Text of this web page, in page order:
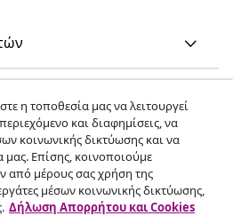
η τοποθεσία μας να λειτουργεί
και διαφημίσεις, να
κοινωνικής δικτύωσης και να
Επίσης, κοινοποιούμε
από μέρους σας χρήση της
μέσων κοινωνικής δικτύωσης,
Δήλωση Απορρήτου και Cookies